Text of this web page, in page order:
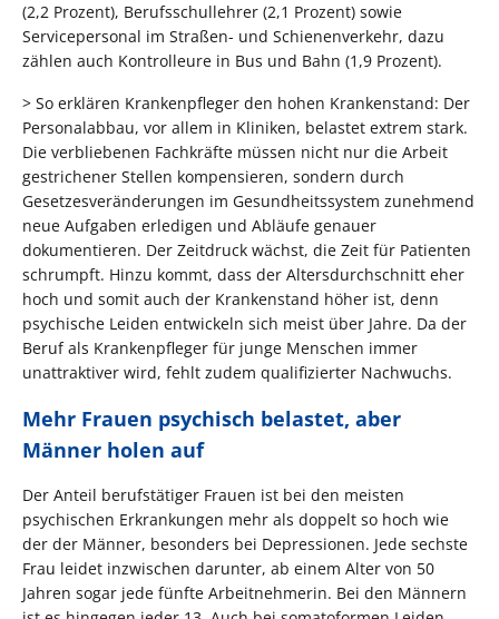
(2,2 Prozent), Berufsschullehrer (2,1 Prozent) sowie
Servicepersonal im Straßen- und Schienenverkehr, dazu
zählen auch Kontrolleure in Bus und Bahn (1,9 Prozent).
> So erklären Krankenpfleger den hohen Krankenstand: Der
Personalabbau, vor allem in Kliniken, belastet extrem stark.
Die verbliebenen Fachkräfte müssen nicht nur die Arbeit
gestrichener Stellen kompensieren, sondern durch
Gesetzesveränderungen im Gesundheitssystem zunehmend
neue Aufgaben erledigen und Abläufe genauer
dokumentieren. Der Zeitdruck wächst, die Zeit für Patienten
schrumpft. Hinzu kommt, dass der Altersdurchschnitt eher
hoch und somit auch der Krankenstand höher ist, denn
psychische Leiden entwickeln sich meist über Jahre. Da der
Beruf als Krankenpfleger für junge Menschen immer
unattraktiver wird, fehlt zudem qualifizierter Nachwuchs.
Mehr Frauen psychisch belastet, aber
Männer holen auf
Der Anteil berufstätiger Frauen ist bei den meisten
psychischen Erkrankungen mehr als doppelt so hoch wie
der der Männer, besonders bei Depressionen. Jede sechste
Frau leidet inzwischen darunter, ab einem Alter von 50
Jahren sogar jede fünfte Arbeitnehmerin. Bei den Männern